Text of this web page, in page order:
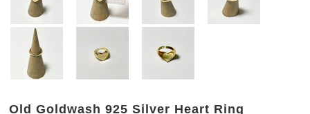
Old Goldwash 925 Silver Heart Ring